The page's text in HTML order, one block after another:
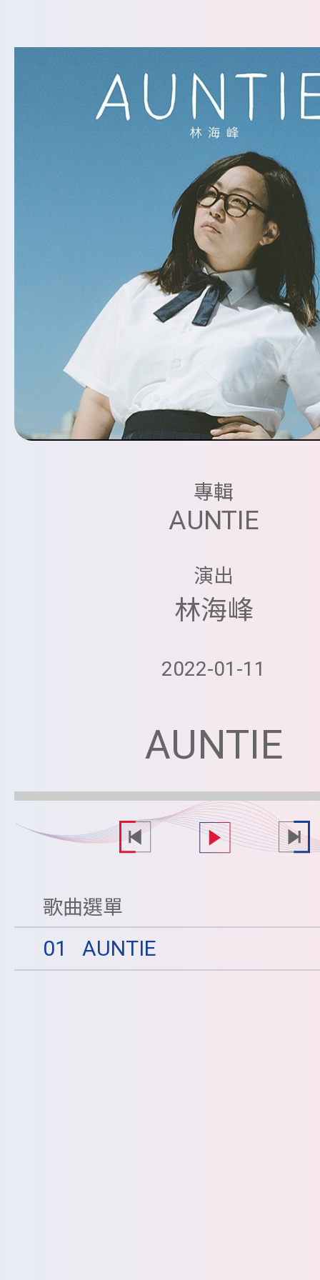
專輯
AUNTIE
演出
林海峰
2022-01-11
AUNTIE
歌曲選單
01 AUNTIE